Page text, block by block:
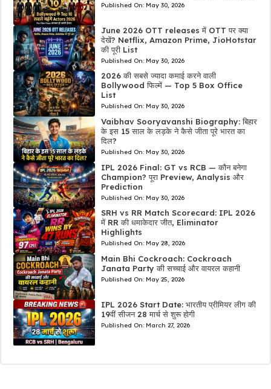
Published On: May 30, 2026
June 2026 OTT releases में OTT पर क्या
देखें? Netflix, Amazon Prime, JioHotstar
की पूरी List
Published On: May 30, 2026
2026 की सबसे ज्यादा कमाई करने वाली
Bollywood फिल्में — Top 5 Box Office
List
Published On: May 30, 2026
Vaibhav Sooryavanshi Biography: बिहार
के इस 15 साल के लड़के ने कैसे जीता पूरे भारत का
दिल?
Published On: May 30, 2026
IPL 2026 Final: GT vs RCB — कौन बनेगा
Champion? पूरा Preview, Analysis और
Prediction
Published On: May 30, 2026
SRH vs RR Match Scorecard: IPL 2026
में RR की धमाकेदार जीत, Eliminator
Highlights
Published On: May 28, 2026
Main Bhi Cockroach: Cockroach
Janata Party की सच्चाई और वायरल कहानी
Published On: May 25, 2026
IPL 2026 Start Date: भारतीय प्रीमियर लीग की
19वीं सीजन 28 मार्च से शुरू होगी
Published On: March 27, 2026